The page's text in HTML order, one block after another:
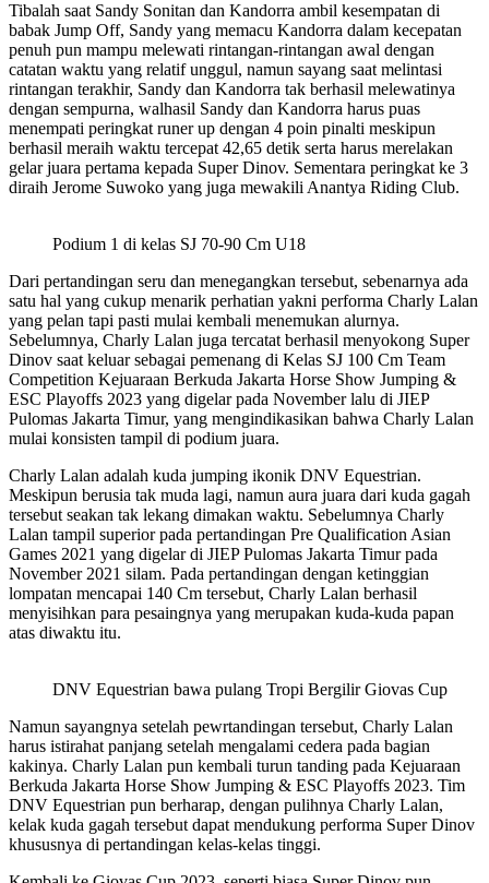
Tibalah saat Sandy Sonitan dan Kandorra ambil kesempatan di
babak Jump Off, Sandy yang memacu Kandorra dalam kecepatan
penuh pun mampu melewati rintangan-rintangan awal dengan
catatan waktu yang relatif unggul, namun sayang saat melintasi
rintangan terakhir, Sandy dan Kandorra tak berhasil melewatinya
dengan sempurna, walhasil Sandy dan Kandorra harus puas
menempati peringkat runer up dengan 4 poin pinalti meskipun
berhasil meraih waktu tercepat 42,65 detik serta harus merelakan
gelar juara pertama kepada Super Dinov. Sementara peringkat ke 3
diraih Jerome Suwoko yang juga mewakili Anantya Riding Club.
Podium 1 di kelas SJ 70-90 Cm U18
Dari pertandingan seru dan menegangkan tersebut, sebenarnya ada
satu hal yang cukup menarik perhatian yakni performa Charly Lalan
yang pelan tapi pasti mulai kembali menemukan alurnya.
Sebelumnya, Charly Lalan juga tercatat berhasil menyokong Super
Dinov saat keluar sebagai pemenang di Kelas SJ 100 Cm Team
Competition Kejuaraan Berkuda Jakarta Horse Show Jumping &
ESC Playoffs 2023 yang digelar pada November lalu di JIEP
Pulomas Jakarta Timur, yang mengindikasikan bahwa Charly Lalan
mulai konsisten tampil di podium juara.
Charly Lalan adalah kuda jumping ikonik DNV Equestrian.
Meskipun berusia tak muda lagi, namun aura juara dari kuda gagah
tersebut seakan tak lekang dimakan waktu. Sebelumnya Charly
Lalan tampil superior pada pertandingan Pre Qualification Asian
Games 2021 yang digelar di JIEP Pulomas Jakarta Timur pada
November 2021 silam. Pada pertandingan dengan ketinggian
lompatan mencapai 140 Cm tersebut, Charly Lalan berhasil
menyisihkan para pesaingnya yang merupakan kuda-kuda papan
atas diwaktu itu.
DNV Equestrian bawa pulang Tropi Bergilir Giovas Cup
Namun sayangnya setelah pewrtandingan tersebut, Charly Lalan
harus istirahat panjang setelah mengalami cedera pada bagian
kakinya. Charly Lalan pun kembali turun tanding pada Kejuaraan
Berkuda Jakarta Horse Show Jumping & ESC Playoffs 2023. Tim
DNV Equestrian pun berharap, dengan pulihnya Charly Lalan,
kelak kuda gagah tersebut dapat mendukung performa Super Dinov
khususnya di pertandingan kelas-kelas tinggi.